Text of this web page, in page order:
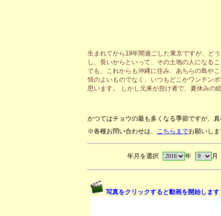
生まれてから19年間過ごした東京ですが、ど
し、長いからといって、その土地の人になる
でも、これからも沖縄に住み、あちらの島や
領のよいものでなく、いつもどこかワンテン
思います。 しかし元来が怠け者で、夏休みの
かつてはチョウの最も多くなる季節ですが、
※各種お問い合わせは、 こちらまでお願いしま
年月を選択 年 月
写真をクリックすると動画を開始します